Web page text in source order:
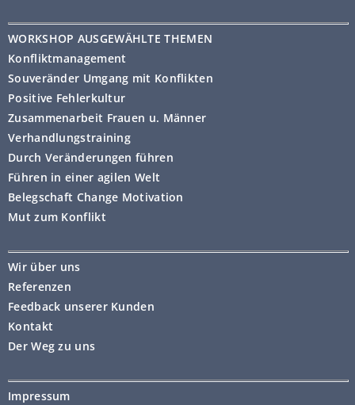
WORKSHOP AUSGEWÄHLTE THEMEN
Konfliktmanagement
Souveränder Umgang mit Konflikten
Positive Fehlerkultur
Zusammenarbeit Frauen u. Männer
Verhandlungstraining
Durch Veränderungen führen
Führen in einer agilen Welt
Belegschaft Change Motivation
Mut zum Konflikt
Wir über uns
Referenzen
Feedback unserer Kunden
Kontakt
Der Weg zu uns
Impressum